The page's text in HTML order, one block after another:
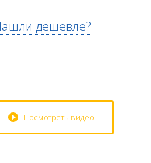
дешевле?
Посмотреть видео